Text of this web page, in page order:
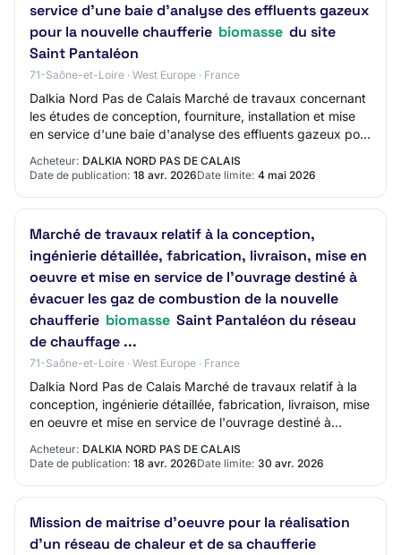
service d'une baie d'analyse des effluents gazeux
pour la nouvelle chaufferie biomasse du site
Saint Pantaléon
71-Saône-et-Loire · West Europe · France
Dalkia Nord Pas de Calais Marché de travaux concernant
les études de conception, fourniture, installation et mise
en service d'une baie d'analyse des effluents gazeux pour
Acheteur: DALKIA NORD PAS DE CALAIS
Date de publication: 18 avr. 2026Date limite: 4 mai 2026
Marché de travaux relatif à la conception,
ingénierie détaillée, fabrication, livraison, mise en
oeuvre et mise en service de l'ouvrage destiné à
évacuer les gaz de combustion de la nouvelle
chaufferie biomasse Saint Pantaléon du réseau
de chauffage ...
71-Saône-et-Loire · West Europe · France
Dalkia Nord Pas de Calais Marché de travaux relatif à la
conception, ingénierie détaillée, fabrication, livraison, mise
en oeuvre et mise en service de l'ouvrage destiné à
Acheteur: DALKIA NORD PAS DE CALAIS
Date de publication: 18 avr. 2026Date limite: 30 avr. 2026
Mission de maitrise d'oeuvre pour la réalisation
d'un réseau de chaleur et de sa chaufferie